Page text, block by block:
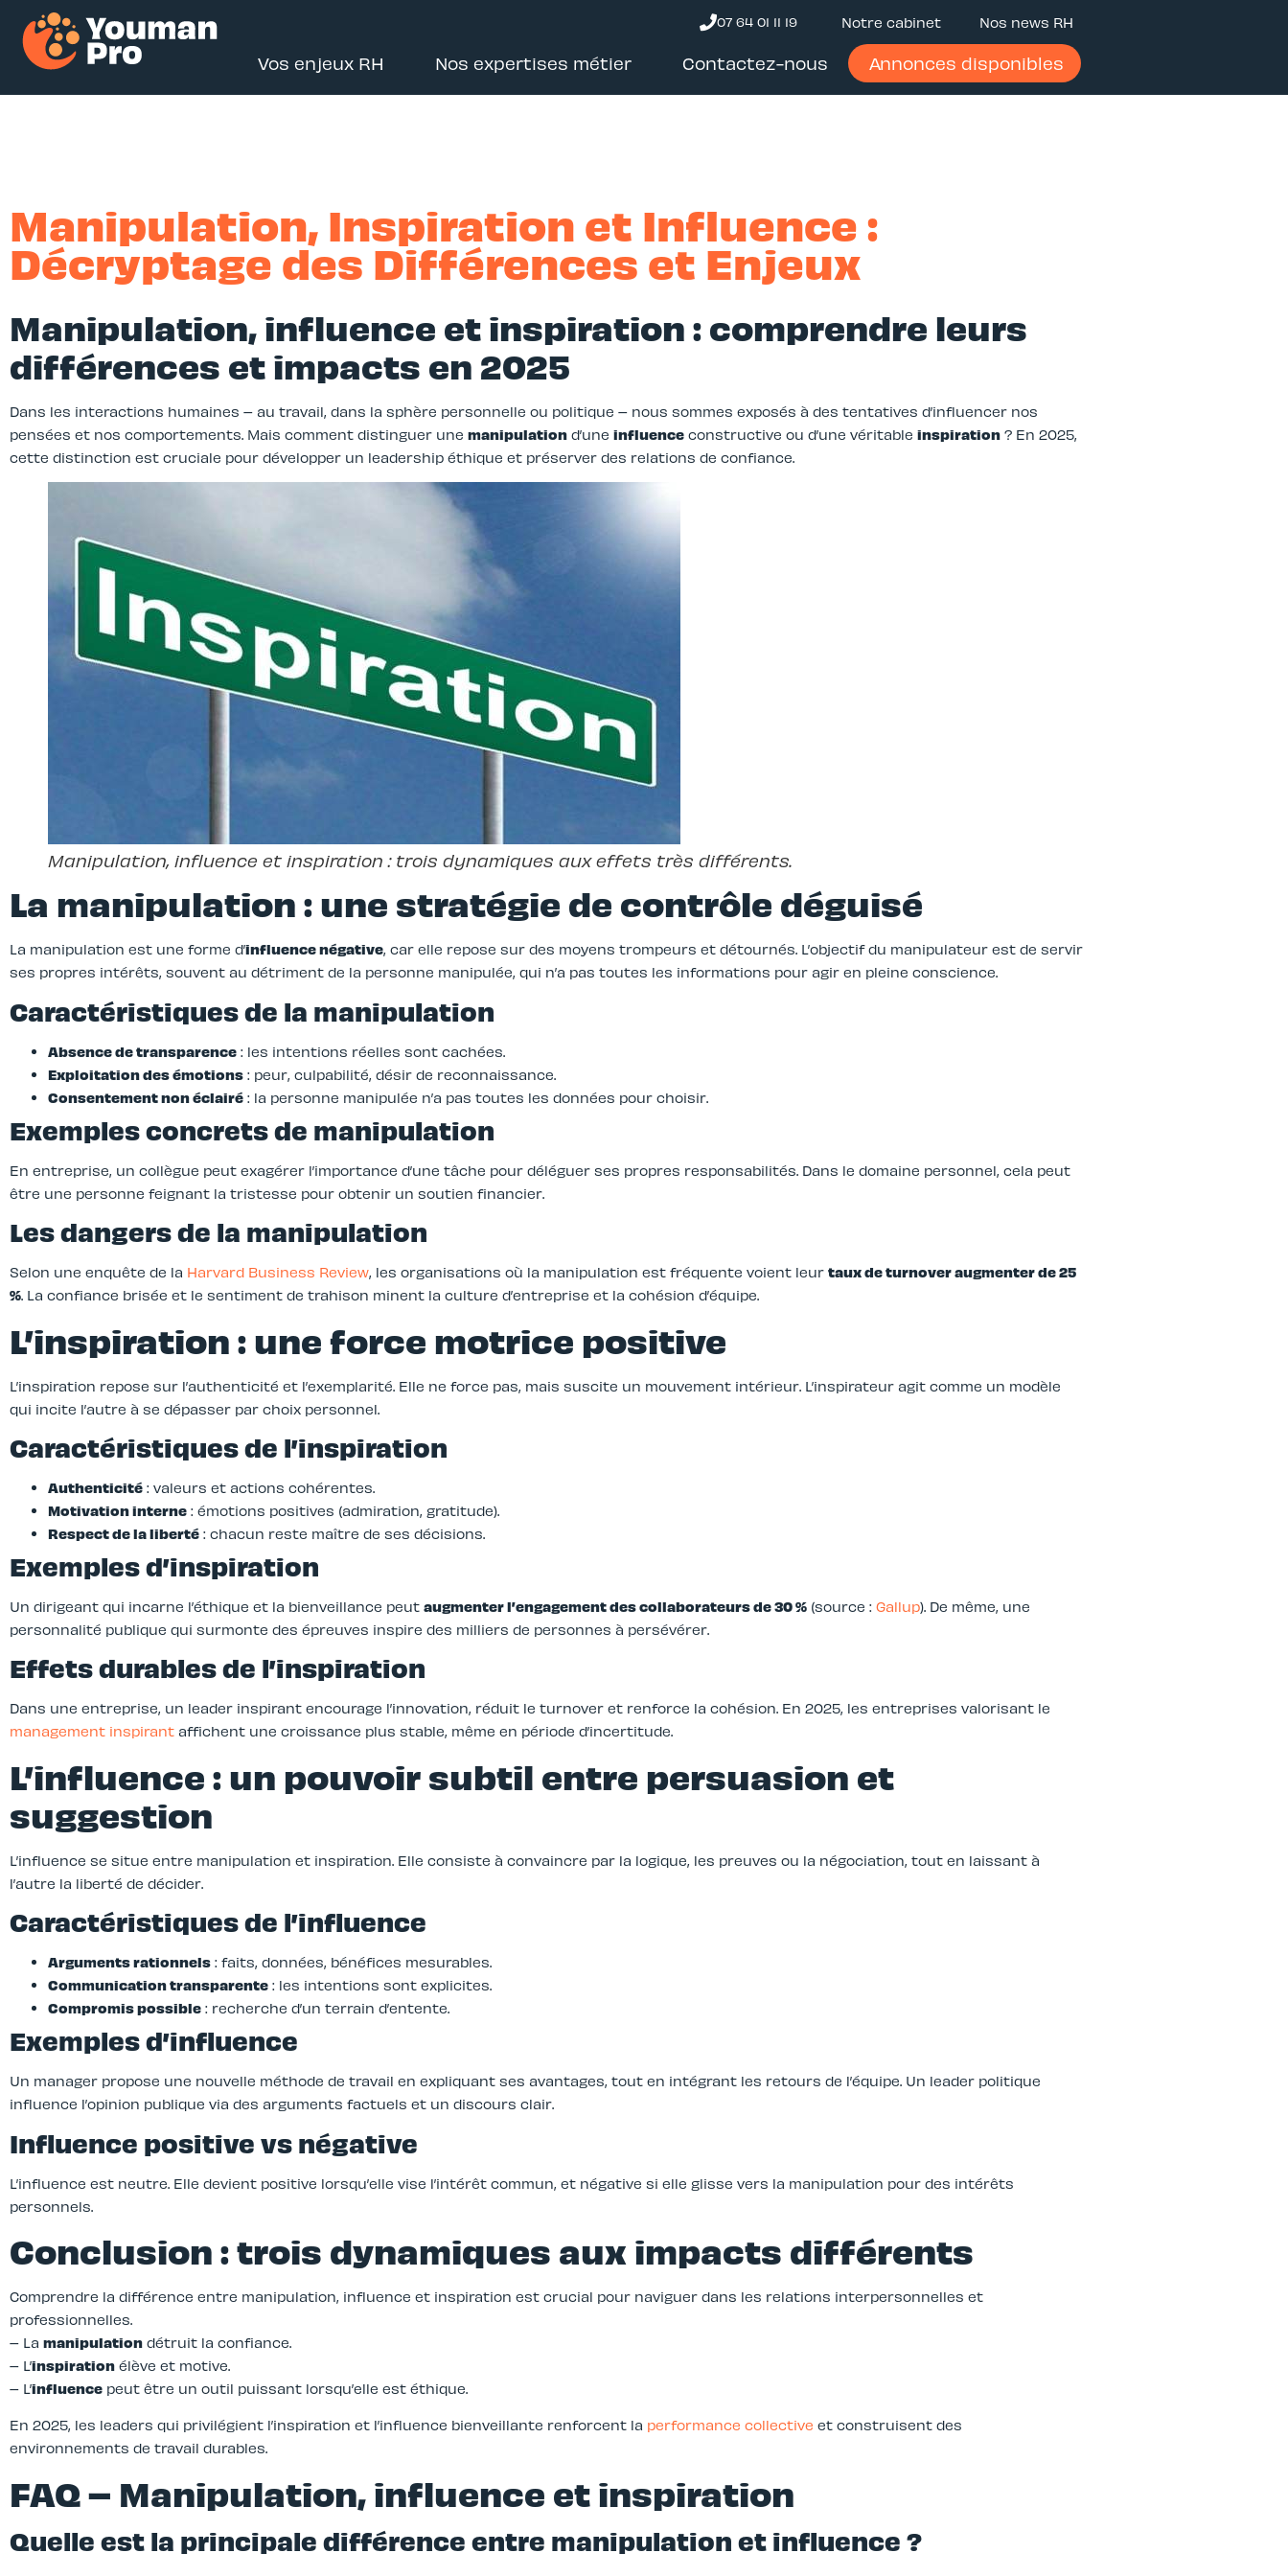
07 64 01 11 19 Notre cabinet Nos news RH
Vos enjeux RH Nos expertises métier Contactez-nous Annonces disponibles
Manipulation, Inspiration et Influence :
Décryptage des Différences et Enjeux
Manipulation, influence et inspiration : comprendre leurs
différences et impacts en 2025
Dans les interactions humaines – au travail, dans la sphère personnelle ou politique – nous sommes exposés à des tentatives d’influencer nos
pensées et nos comportements. Mais comment distinguer une manipulation d’une influence constructive ou d’une véritable inspiration ? En 2025,
cette distinction est cruciale pour développer un leadership éthique et préserver des relations de confiance.
Manipulation, influence et inspiration : trois dynamiques aux effets très différents.
La manipulation : une stratégie de contrôle déguisé
La manipulation est une forme d’influence négative, car elle repose sur des moyens trompeurs et détournés. L’objectif du manipulateur est de servir
ses propres intérêts, souvent au détriment de la personne manipulée, qui n’a pas toutes les informations pour agir en pleine conscience.
Caractéristiques de la manipulation
Absence de transparence : les intentions réelles sont cachées.
Exploitation des émotions : peur, culpabilité, désir de reconnaissance.
Consentement non éclairé : la personne manipulée n’a pas toutes les données pour choisir.
Exemples concrets de manipulation
En entreprise, un collègue peut exagérer l’importance d’une tâche pour déléguer ses propres responsabilités. Dans le domaine personnel, cela peut
être une personne feignant la tristesse pour obtenir un soutien financier.
Les dangers de la manipulation
Selon une enquête de la Harvard Business Review, les organisations où la manipulation est fréquente voient leur taux de turnover augmenter de 25
%. La confiance brisée et le sentiment de trahison minent la culture d’entreprise et la cohésion d’équipe.
L’inspiration : une force motrice positive
L’inspiration repose sur l’authenticité et l’exemplarité. Elle ne force pas, mais suscite un mouvement intérieur. L’inspirateur agit comme un modèle
qui incite l’autre à se dépasser par choix personnel.
Caractéristiques de l’inspiration
Authenticité : valeurs et actions cohérentes.
Motivation interne : émotions positives (admiration, gratitude).
Respect de la liberté : chacun reste maître de ses décisions.
Exemples d’inspiration
Un dirigeant qui incarne l’éthique et la bienveillance peut augmenter l’engagement des collaborateurs de 30 % (source : Gallup). De même, une
personnalité publique qui surmonte des épreuves inspire des milliers de personnes à persévérer.
Effets durables de l’inspiration
Dans une entreprise, un leader inspirant encourage l’innovation, réduit le turnover et renforce la cohésion. En 2025, les entreprises valorisant le
management inspirant affichent une croissance plus stable, même en période d’incertitude.
L’influence : un pouvoir subtil entre persuasion et
suggestion
L’influence se situe entre manipulation et inspiration. Elle consiste à convaincre par la logique, les preuves ou la négociation, tout en laissant à
l’autre la liberté de décider.
Caractéristiques de l’influence
Arguments rationnels : faits, données, bénéfices mesurables.
Communication transparente : les intentions sont explicites.
Compromis possible : recherche d’un terrain d’entente.
Exemples d’influence
Un manager propose une nouvelle méthode de travail en expliquant ses avantages, tout en intégrant les retours de l’équipe. Un leader politique
influence l’opinion publique via des arguments factuels et un discours clair.
Influence positive vs négative
L’influence est neutre. Elle devient positive lorsqu’elle vise l’intérêt commun, et négative si elle glisse vers la manipulation pour des intérêts
personnels.
Conclusion : trois dynamiques aux impacts différents
Comprendre la différence entre manipulation, influence et inspiration est crucial pour naviguer dans les relations interpersonnelles et
professionnelles.
– La manipulation détruit la confiance.
– L’inspiration élève et motive.
– L’influence peut être un outil puissant lorsqu’elle est éthique.
En 2025, les leaders qui privilégient l’inspiration et l’influence bienveillante renforcent la performance collective et construisent des
environnements de travail durables.
FAQ – Manipulation, influence et inspiration
Quelle est la principale différence entre manipulation et influence ?